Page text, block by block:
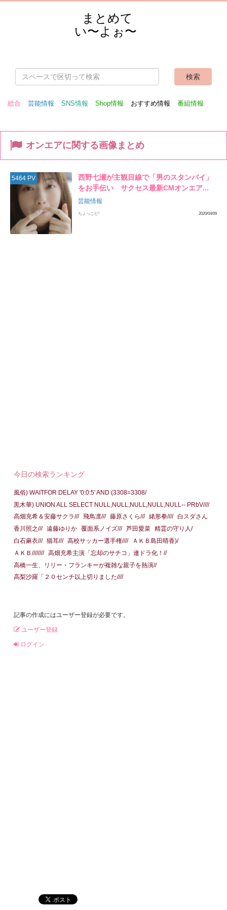
まとめて
い〜よぉ〜
総合 芸能情報 SNS情報 Shop情報 おすすめ情報 番組情報
オンエアに関する画像まとめ
5464 PV
西野七瀬が主観目線で「男のスタンバイ」
をお手伝い サクセス最新CMオンエア...
芸能情報
ちょっこピ! 2020/04/09
今日の検索ランキング
風俗) WAITFOR DELAY '0:0:5' AND (3308=3308/
黒木華) UNION ALL SELECT NULL,NULL,NULL,NULL,NULL-- PRbV////
高畑充希＆安藤サクラ/// 飛鳥凛/// 藤原さくら/// 緒形拳//// 白スダさん
香川照之/// 遠藤ゆりか 覆面系ノイズ/// 芦田愛菜 精霊の守り人/
白石麻衣/// 猫耳/// 高校サッカー選手権////
ＡＫＢ島田晴香)/
ＡＫＢ//////// 高畑充希主演「忘却のサチコ」連ドラ化！//
高橋一生、リリー・フランキーが複雑な親子を熱演//
高梨沙羅「２０センチ以上切りました////
記事の作成にはユーザー登録が必要です。
ユーザー登録
ログイン